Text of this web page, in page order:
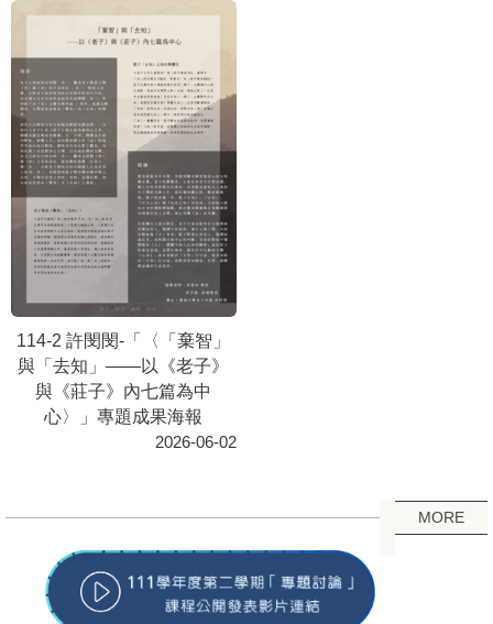
114-2 許閔閔-「〈「棄智」
與「去知」——以《老子》
與《莊子》內七篇為中
心〉」專題成果海報
2026-06-02
MORE